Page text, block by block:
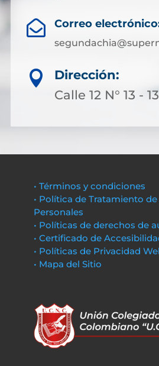
 Correo

Dirección:
Calle 12 N° 13 - 13
• Términos y condiciones
• Política de Tratamiento
Personales
• Políticas de derechos de
• Certificado de
• Políticas de Privacidad
• Mapa del Sitio